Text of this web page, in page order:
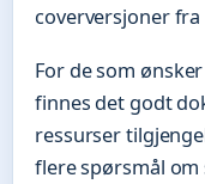
coverversjoner
For de som
finnes det godt
ressurser
flere spørsmål